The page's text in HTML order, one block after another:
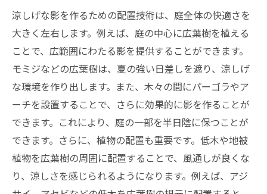
涼しげな影を作るための配置技術は、庭全体の快適さを
大きく左右します。例えば、庭の中心に広葉樹を植える
ことで、広範囲にわたる影を提供することができます。
モミジなどの広葉樹は、夏の強い日差しを遮り、涼しげ
な環境を作り出します。また、木々の間にパーゴラやア
ーチを設置することで、さらに効果的に影を作ることが
できます。これにより、庭の一部を半日陰に保つことが
できます。さらに、植物の配置も重要です。低木や地被
植物を広葉樹の周囲に配置することで、風通しが良くな
り、涼しさを感じられるようになります。例えば、アジ